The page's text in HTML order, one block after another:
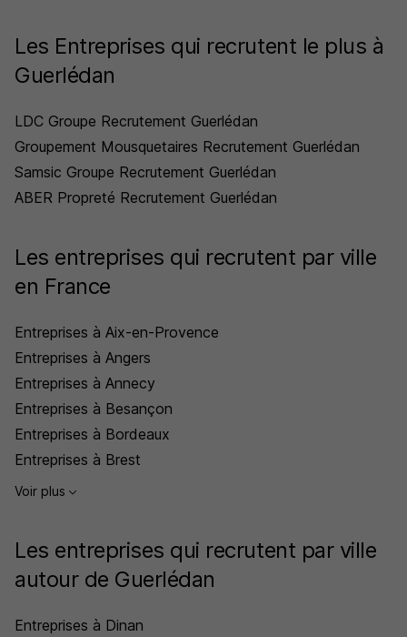
Les Entreprises qui recrutent le plus à
Guerlédan
LDC Groupe Recrutement Guerlédan
Groupement Mousquetaires Recrutement Guerlédan
Samsic Groupe Recrutement Guerlédan
ABER Propreté Recrutement Guerlédan
Les entreprises qui recrutent par ville
en France
Entreprises à Aix-en-Provence
Entreprises à Angers
Entreprises à Annecy
Entreprises à Besançon
Entreprises à Bordeaux
Entreprises à Brest
Voir plus
Les entreprises qui recrutent par ville
autour de Guerlédan
Entreprises à Dinan